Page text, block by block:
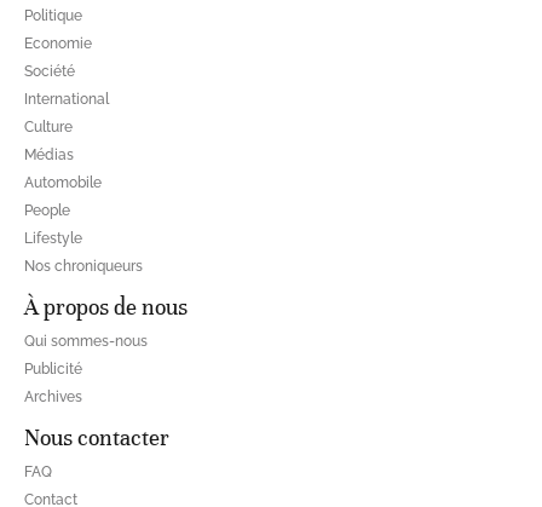
Politique
Economie
Société
International
Culture
Médias
Automobile
People
Lifestyle
Nos chroniqueurs
À propos de nous
Qui sommes-nous
Publicité
Archives
Nous contacter
FAQ
Contact